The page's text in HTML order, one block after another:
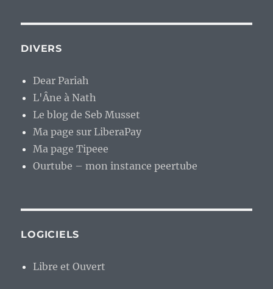
DIVERS
Dear Pariah
L'Âne à Nath
Le blog de Seb Musset
Ma page sur LiberaPay
Ma page Tipeee
Ourtube – mon instance peertube
LOGICIELS
Libre et Ouvert